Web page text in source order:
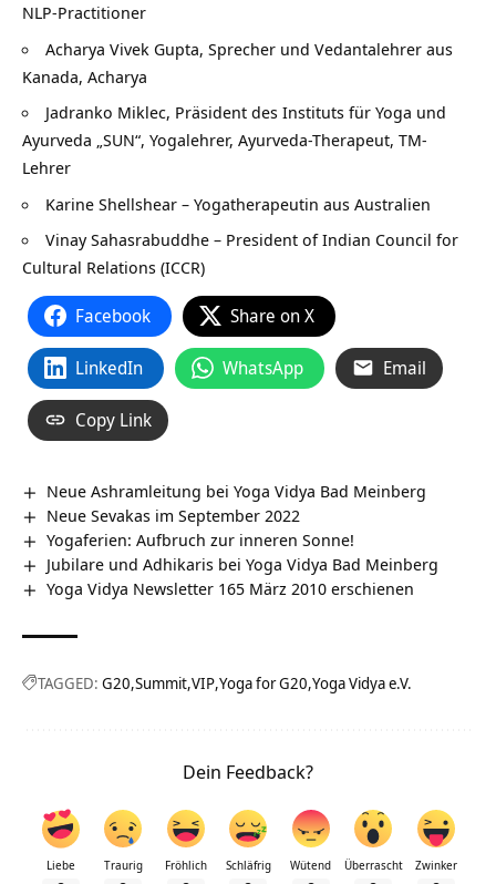
NLP-Practitioner
Acharya Vivek Gupta, Sprecher und Vedantalehrer aus
Kanada, Acharya
Jadranko Miklec, Präsident des Instituts für Yoga und
Ayurveda „SUN“, Yogalehrer, Ayurveda-Therapeut, TM-
Lehrer
Karine Shellshear – Yogatherapeutin aus Australien
Vinay Sahasrabuddhe – President of Indian Council for
Cultural Relations (ICCR)
Facebook Share on X
LinkedIn WhatsApp Email
Copy Link
Neue Ashramleitung bei Yoga Vidya Bad Meinberg
Neue Sevakas im September 2022
Yogaferien: Aufbruch zur inneren Sonne!
Jubilare und Adhikaris bei Yoga Vidya Bad Meinberg
Yoga Vidya Newsletter 165 März 2010 erschienen
TAGGED: G20 Summit VIP Yoga for G20 Yoga Vidya e.V.
Dein Feedback?
Liebe Traurig Fröhlich Schläfrig Wütend Überrascht Zwinker